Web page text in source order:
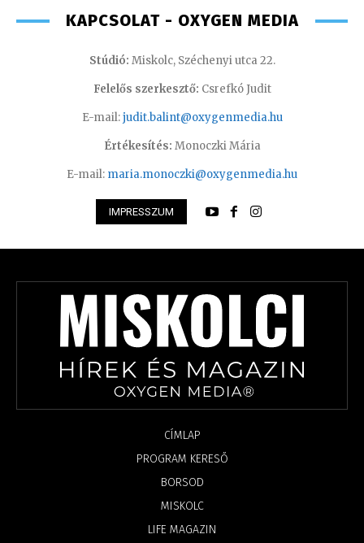
KAPCSOLAT - OXYGEN MEDIA
Stúdió: Miskolc, Széchenyi utca 22.
Felelős szerkesztő: Csrefkó Judit
E-mail:judit.balint@oxygenmedia.hu
Értékesítés: Monoczki Mária
E-mail: maria.monoczki@oxygenmedia.hu
IMPRESSZUM
CÍMLAP
PROGRAM KERESŐ
BORSOD
MISKOLC
LIFE MAGAZIN